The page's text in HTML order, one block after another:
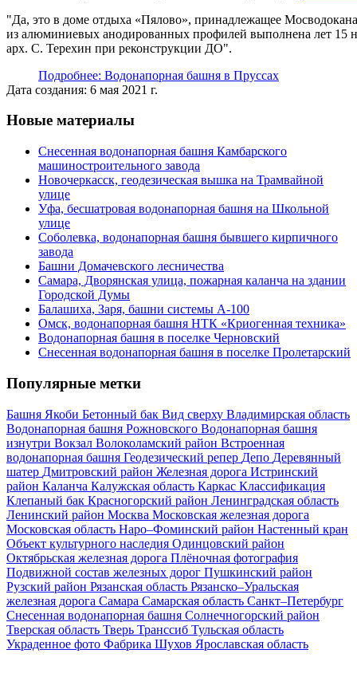
Да, это в доме отдыха «Пялово», принадлежащее
из алюминиевых анодированных профилей выполнена лет
арх. С. Терехин при реконструкции ДО .
Подробнее: Водонапорная башня в Пруссах
Дата создания: 6 мая 2021 г.
Новые материалы
Снесенная водонапорная башня Камбарского
машиностроительного завода
Новочеркасск, геодезическая вышка на Трамвайной
улице
Уфа, бесшатровая водонапорная башня на Школьной
улице
Соболевка, водонапорная башня бывшего кирпичного
завода
Башни Домачевского лесничества
Самара, Дворянская улица, пожарная каланча на здании
Городской Думы
Балашиха, Заря, башни системы А-100
Омск, водонапорная башня НТК «Криогенная техника»
Водонапорная башня в поселке Черновский
Снесенная водонапорная башня в поселке Пролетарский
Популярные метки
Башня Якоби Бетонный бак Вид сверху Владимирская область
Водонапорная башня Рожновского Водонапорная башня
изнутри Вокзал Волоколамский район Встроенная
водонапорная башня Геодезический репер Депо Деревянный
шатер Дмитровский район Железная дорога Истринский
район Каланча Калужская область Каркас Классификация
Клепаный бак Красногорский район Ленинградская область
Ленинский район Москва Московская железная дорога
Московская область Наро–Фоминский район Настенный кран
Объект культурного наследия Одинцовский район
Октябрьская железная дорога Плёночная фотография
Подвижной состав железных дорог Пушкинский район
Рузский район Рязанская область Рязанско–Уральская
железная дорога Самара Самарская область Санкт–Петербург
Снесенная водонапорная башня Солнечногорский район
Тверская область Тверь Транссиб Тульская область
Украденное фото Фабрика Шухов Ярославская область